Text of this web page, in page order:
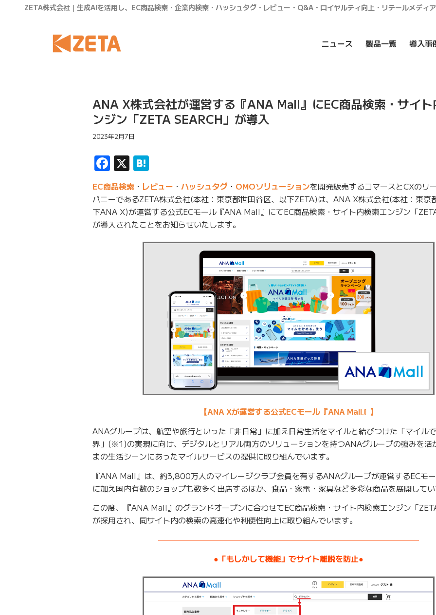
ZETA株式会社｜生成AIを活用し、EC商品検索・企業内検索・ハッシュタグ・レビュー・Q&A・ロイヤルティ向上・リテールメディ
ニュース 製品一覧 導入事
ANA X株式会社が運営する『ANA Mall』にEC商品検索・サイト
ンジン「ZETA SEARCH」が導入
2023年2月7日
Facebook
X
EC商品検索 ・ レビュー ・ ハッシュタグ ・ OMOソリューションを開発販売するコマースとCXのリ
パニーであるZETA株式会社(本社：東京都世田谷区、以下ZETA)は、ANA X株式会社(本社：東京
下ANA X)が運営する公式ECモール『ANA Mall』にてEC商品検索・サイト内検索エンジン「
が導入されたことをお知らせいたします。
【ANA Xが運営する公式ECモール『ANA Mall』】
ANAグループは、航空や旅行といった「非日常」に加え日常生活をマイルと結びつけた「マイル
界」(※1)の実現に向け、デジタルとリアル両方のソリューションを持つANAグループの強みを活
まの生活シーンにあったマイルサービスの提供に取り組んでいます。
『ANA Mall』は、約3,800万人のマイレージクラブ会員を有するANAグループが運営するECモ
に加え国内有数のショップも数多く出店するほか、食品・家電・家具など多彩な商品を展開してい
この度、『ANA Mall』のグランドオープンに合わせてEC商品検索・サイト内検索エンジン「
が採用され、同サイト内の検索の高速化や利便性向上に取り組んでいます。
—————————————————————————————————–
●「もしかして機能」でサイト離脱を防止●